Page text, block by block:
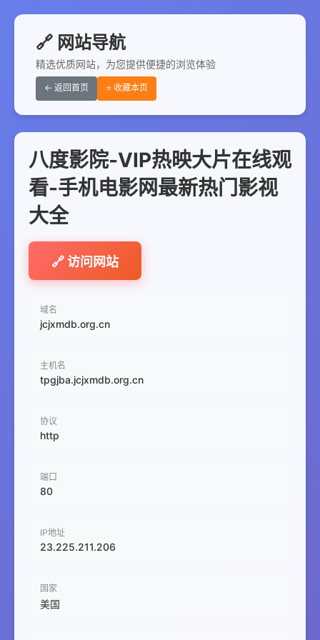
🔗 网站导航
精选优质网站，为您提供便捷的浏览体验
← 返回首页 ⭐ 收藏本页
八度影院-VIP热映大片在线观
看-手机电影网最新热门影视
大全
🔗 访问网站
域名
jcjxmdb.org.cn
主机名
tpgjba.jcjxmdb.org.cn
协议
http
端口
80
IP地址
23.225.211.206
国家
美国